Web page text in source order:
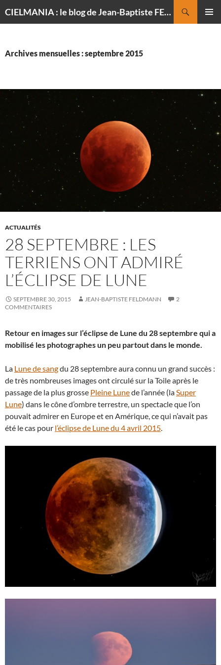
CIELMANIA : le blog de Jean-Baptiste FELDMANN, photographe du ciel
Archives mensuelles : septembre 2015
ACTUALITÉS
28 SEPTEMBRE : LES
TERRIENS ONT ADMIRÉ
L’ÉCLIPSE DE LUNE
SEPTEMBRE 30, 2015 JEAN-BAPTISTE FELDMANN
2
COMMENTAIRES
Retour en images sur l’éclipse de Lune du 28 septembre qui a
mobilisé les photographes un peu partout dans le monde.
La Lune de sangdu 28 septembre aura connu un grand succès :
de très nombreuses images ont circulé sur la Toile après le
passage de la plus grosse Pleine Lunede l’année (laSuper
Lune) dans le cône d’ombre terrestre, un spectacle que l’on
pouvait admirer en Europe et en Amérique, ce qui n’avait pas
été le cas pour l’éclipse de Lune du 4 avril 2015.